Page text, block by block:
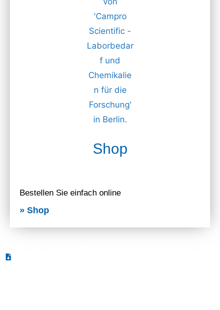
Shop
Bestellen Sie einfach online
» Shop